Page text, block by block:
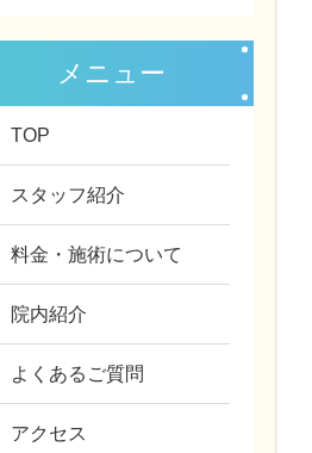
メニュー
TOP
スタッフ紹介
料金・施術について
院内紹介
よくあるご質問
アクセス